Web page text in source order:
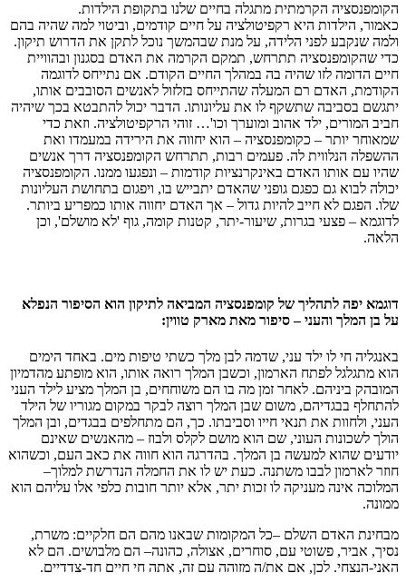
הקומפנסציה הקרמתית מתגלה בחיים שלנו בתקופת הילדות.
כאמור, הילדות היא רקפיטולציה על חיים קודמים, וביטוי למה שהיה בהם
ולמה שנקבע לפני הלידה, על מנת שבהמשך נוכל לתקן את הדרוש תיקון.
כדי שהקומפנסציה תתרחש, תמקם הקרמה את האדם בסגנון ובהוויית
חיים הדומה לזו שהיה בה במהלך החיים הקודם. אם נתייחס לדוגמה
הקודמת, האדם רם המעלה שהתייחס בזלזול לאנשים הסובבים אותו,
יתגשם בסביבה שתשקף לו את עליונותו. הדבר יכול להתבטא בכך שיהיה
חביב המורים, ילד אהוב ומוערך וכו'… זוהי הרקפיטולציה. וזאת כדי
שמאוחר יותר – כקומפנסציה – הוא יחווה את הירידה במעמדו ואת
ההשפלה הנלווית לה. פעמים רבות, תתרחש הקומפנסציה דרך אנשים
שהיו עם אותו האדם באינקרנציות קודמות – ונפגעו ממנו. הקומפנסציה
יכולה לבוא גם כפגם גופני שהאדם יתבייש בו, ויפגום בתחושת העליונות
שלו. הפגם לא חייב להיות גדול – אך האדם יחווה אותו כמפריע ביותר.
לדוגמא – פצעי בגרות, שיעור-יתר, קטנות קומה, גוף 'לא מושלם', וכן
הלאה.
דוגמא יפה לתהליך של קומפנסציה המביאה לתיקון הוא הסיפור הנפלא
על בן המלך והעני – סיפור מאת מארק טווין:
באנגליה חי לו ילד עני, שדמה לבן מלך כשתי טיפות מים. באחד הימים
הוא מתגלגל לפתח הארמון, וכשבן המלך רואה אותו, הוא מופתע מהדמיון
המובהק ביניהם. לאחר זמן מה בו הם משוחחים, בן המלך מציע לילד העני
להתחלף בבגדיהם, משום שבן המלך רוצה לבקר במקום מגוריו של הילד
העני, ולחוות את תנאי חייו וסביבתו. כך, הם מתחלפים בבגדים, ובן המלך
הולך לשכונות העוני, שם הוא מושם לקלס ולבוז – מהאנשים שאינם
יודעים שהוא למעשה בן המלך. בהדרגה הוא חווה את כאב העם, וכשהוא
חוזר לארמון לבבו משתנה. כעת יש לו את החמלה הנדרשת למלוך–
המלוכה אינה מעניקה לו זכות יתר, אלא יותר חובות כלפי אלו עליהם הוא
ממונה.
מבחינת האדם השלם –כל המקומות שבאנו מהם הם חלקיים: משרת,
נסיך, אביר, פשוטי עם, סוחרים, אצולה, כהונה– הם מלבושים. הם לא
האני-הנצחי. לכן, אם את/ה מזוהה עם זה, אתה חי חיים חד-צדדיים.